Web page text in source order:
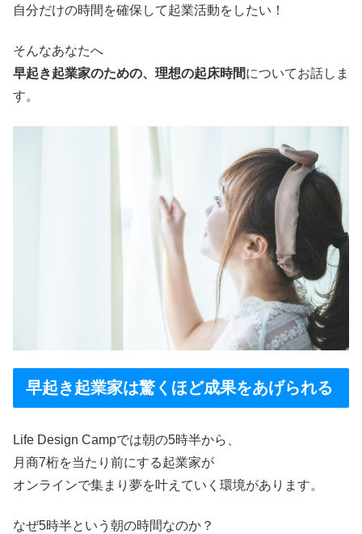
自分だけの時間を確保して起業活動をしたい！
そんなあなたへ
早起き起業家のための、理想の起床時間についてお話しま
す。
早起き起業家は驚くほど成果をあげられる
Life Design Campでは朝の5時半から、
月商7桁を当たり前にする起業家が
オンラインで集まり夢を叶えていく環境があります。
なぜ5時半という朝の時間なのか？